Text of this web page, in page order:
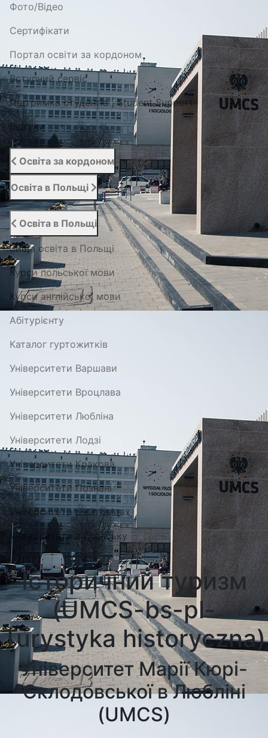
Фото/Відео
Сертифікати
Портал освіти за кордоном
Вступний сервіс
Підтримка студентів | Student Support
Відгуки
Освіта за кордоном
Освіта в Польщі
Освіта в Польщі
Вища освіта в Польщі
Курси польської мови
Курси англійської мови
Абітурієнту
Каталог гуртожитків
Університети Варшави
Університети Вроцлава
Університети Любліна
Університети Лодзі
Університети Кракова
Університети Познані
Університети в Катовіцах
Університети в Гданську
Історичний туризм
(UMCS-bs-pl-
Turystyka historyczna)
Університет Марії Кюрі-
Склодовської в Любліні
(UMCS)